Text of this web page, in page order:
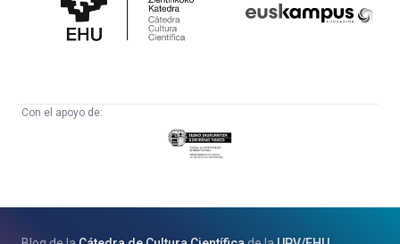
Cultura
Científica
Con el apoyo de:
Eusko
Jaurlaritza